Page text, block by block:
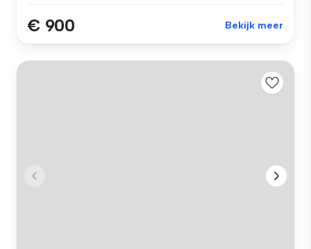
€ 900 Bekijk meer